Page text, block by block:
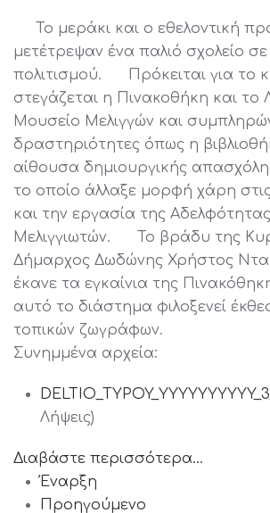
Το μεράκι και ο εθελοντική
μετέτρεψαν ένα παλιό σχολείο
πολιτισμού. Πρόκειται για το
στεγάζεται η Πινακοθήκη και το
Μουσείο Μελιγγών και
δραστηριότητες όπως η
αίθουσα δημιουργικής
το οποίο άλλαξε μορφή χάρη
και την εργασία της
Μελιγγιωτών. Το βράδυ της
Δήμαρχος Δωδώνης Χρήστος
έκανε τα εγκαίνια της
αυτό το διάστημα φιλοξενεί
τοπικών ζωγράφων.
Συνημμένα αρχεία:
Λήψεις)
Διαβάστε περισσότερα...
Έναρξη
Προηγούμενο